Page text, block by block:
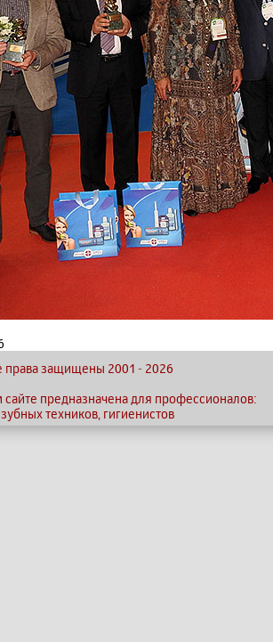
права защищены 2001 - 2026
предназначена для профессионалов:
техников, гигиенистов